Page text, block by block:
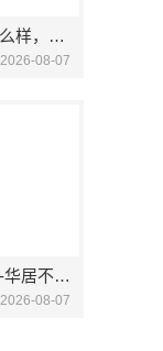
江苏靠谱家装口碑怎么样，宜居佳装饰匠心品质
2026-08-07
深圳全屋定制效果图-华居不锈钢
2026-08-07